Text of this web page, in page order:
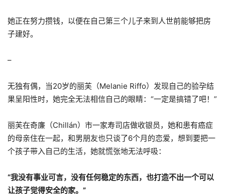
她正在努力攒钱，以便在自己第三个儿子来到人世前能够把房
子建好。
–
无独有偶，当20岁的丽芙（Melanie Riffo）发现自己的验孕结
果呈阳性时，她完全无法相信自己的眼睛：“一定是搞错了吧！”
丽芙在奇廉（Chillán）市一家寿司店做收银员，她和患有癌症
的母亲住在一起，和男朋友也只谈了6个月的恋爱，想到要把一
个孩子带入自己的生活，她就慌张地无法呼吸：
“我没有事业可言，没有任何稳定的东西，也打造不出一个可以
让孩子觉得安全的家。”